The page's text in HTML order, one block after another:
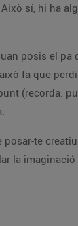
sí, hi ha
posis el pa
fa que
(recorda:
posar-te
la